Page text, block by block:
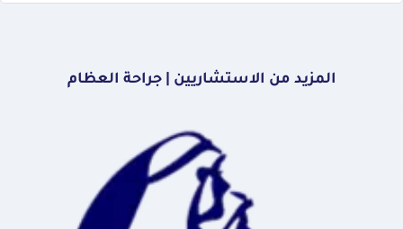
المزيد من الاستشاريين | جراحة العظام